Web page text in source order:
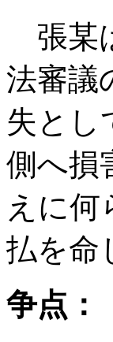
張某
法審議
失とし
側へ損
えに何
払を命
争点：